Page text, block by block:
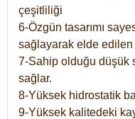
çeşitliliği
6-Özgün tasarımı
sağlayarak elde edilen
7-Sahip olduğu düşük
sağlar.
8-Yüksek hidrostatik
9-Yüksek kalitedeki